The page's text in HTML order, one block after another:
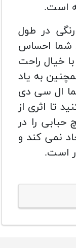
است.
در طول
شما احساس
خیال راحت
به یاد
ال سی دی
تا اثری از
را در
نمی کند و
است.